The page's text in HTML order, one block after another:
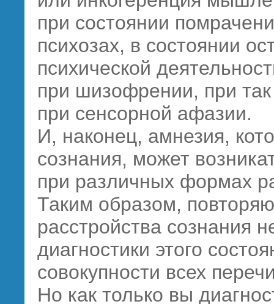
при состоянии
психозах, в состоянии
психической
при шизофрении, при
при сенсорной афазии.
И, наконец, амнезия,
сознания, может
при различных формах
Таким образом,
расстройства сознания
диагностики этого
совокупности всех
Но как только вы